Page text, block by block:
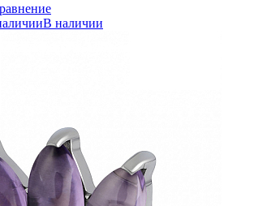
В наличии